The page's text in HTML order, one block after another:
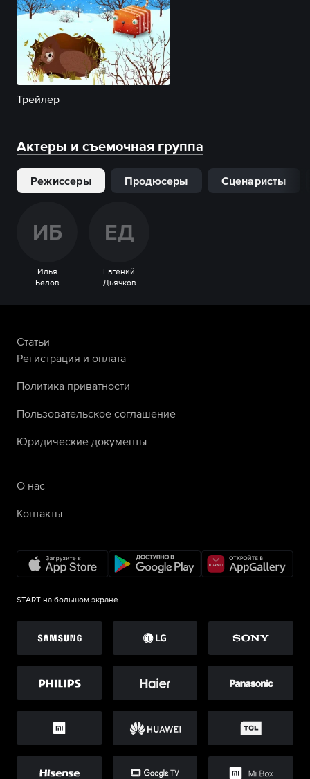
Трейлер
Актеры и съемочная группа
Режиссеры Продюсеры Сценаристы
ИБ
Илья
Белов
ЕД
Евгений
Дьячков
Статьи
Регистрация и оплата
Политика приватности
Пользовательское соглашение
Юридические документы
О нас
Контакты
START на большом экране